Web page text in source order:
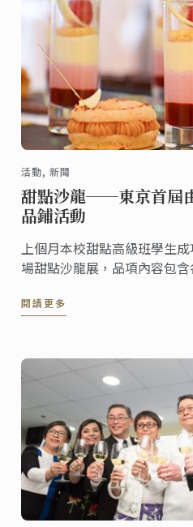
活動, 新聞
甜點沙龍──東京首屆
品鋪活動
上個月本校甜點高級班學生
場甜點沙龍展，品項內容包
由學生設計、籌辦。來賓可依
閱讀更多